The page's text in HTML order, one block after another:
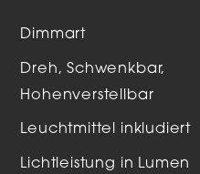
Dimmart
Dreh, Schwenkbar,
Hohenverstellbar
Leuchtmittel inkludiert
Lichtleistung in Lumen